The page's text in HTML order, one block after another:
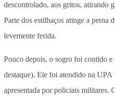
descontrolado, aos gritos, atirando
Parte dos estilhaços atinge a perna
levemente ferida.
Pouco depois, o sogro foi contido
destaque). Ele foi atendido na
apresentada por policiais militares.